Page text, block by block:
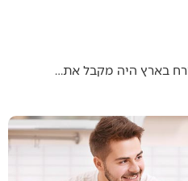
בארץ היה מקבל את…